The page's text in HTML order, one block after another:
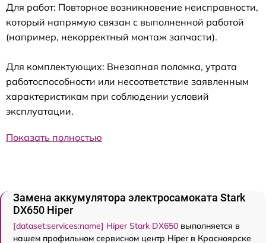
Для работ: Повторное возникновение неисправности,
который напрямую связан с выполненной работой
(например, некорректный монтаж запчасти).
Для комплектующих: Внезапная поломка, утрата
работоспособности или несоответствие заявленным
характеристикам при соблюдении условий
эксплуатации.
Показать полностью
Замена аккумулятора электросамоката Stark
DX650 Hiper
[dataset:services:name] Hiper Stark DX650 выполняется в
нашем профильном сервисном центр Hiper в Красноярске